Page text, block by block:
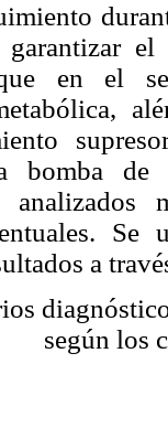
en el
bomba de
analizados
a
según los